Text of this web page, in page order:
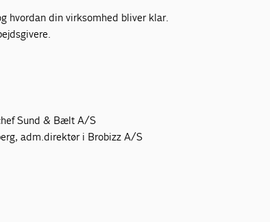
hvordan din virksomhed bliver klar.
Sund & Bælt A/S
adm.direktør i Brobizz A/S